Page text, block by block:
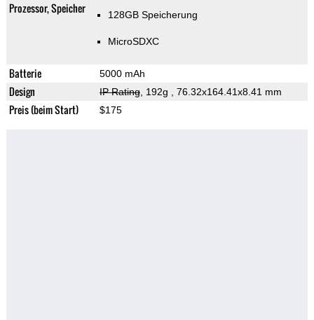
Prozessor, Speicher 128GB Speicherung
MicroSDXC
Batterie 5000 mAh
Design IP Rating, 192g , 76.32x164.41x8.41 mm
Preis (beim Start) $175